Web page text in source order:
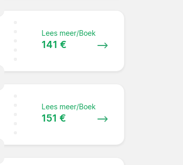
Lees meer/Boek
141 €
Lees meer/Boek
151 €